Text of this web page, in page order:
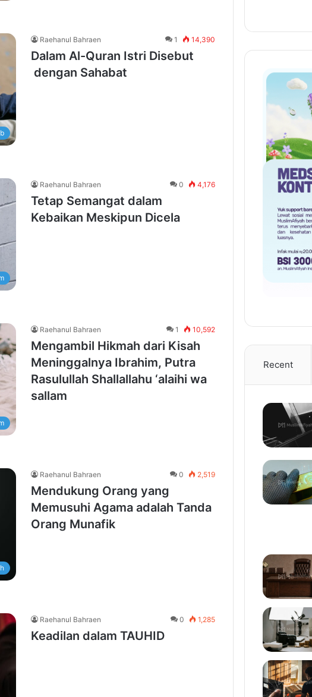
Raehanul Bahraen 1 14,390
Dalam Al-Quran Istri Disebut
dengan Sahabat
Raehanul Bahraen 0 4,176
Tetap Semangat dalam
Kebaikan Meskipun Dicela
Raehanul Bahraen 1 10,592
Mengambil Hikmah dari Kisah
Meninggalnya Ibrahim, Putra
Rasulullah Shallallahu ‘alaihi wa
sallam
Raehanul Bahraen 0 2,519
Mendukung Orang yang
Memusuhi Agama adalah Tanda
Orang Munafik
Raehanul Bahraen 0 1,285
Keadilan dalam TAUHID
Recent